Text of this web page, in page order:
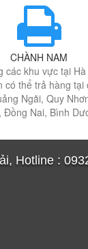
CHÀNH NAM
các khu vực tại
có thể trả hàng tại
Ngãi, Quy
Đồng Nai, Bình
Hotline :